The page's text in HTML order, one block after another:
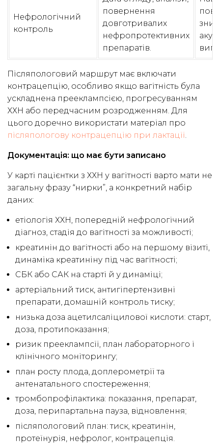
Нефрологічний
контроль
повернення
довготривалих
нефропротективних
препаратів.
Післяпологовий маршрут має включати
контрацепцію, особливо якщо вагітність була
ускладнена прееклампсією, прогресуванням
ХХН або передчасним розродженням. Для
цього доречно використати матеріал про
післяпологову контрацепцію при лактації.
Документація: що має бути записано
У карті пацієнтки з ХХН у вагітності варто мати не
загальну фразу “нирки”, а конкретний набір
даних:
етіологія ХХН, попередній нефрологічний
діагноз, стадія до вагітності за можливості;
креатинін до вагітності або на першому візиті,
динаміка креатиніну під час вагітності;
СБК або САК на старті й у динаміці;
артеріальний тиск, антигіпертензивні
препарати, домашній контроль тиску;
низька доза ацетилсаліцилової кислоти: старт,
доза, протипоказання;
ризик прееклампсії, план лабораторного і
клінічного моніторингу;
план росту плода, доплерометрії та
антенатального спостереження;
тромбопрофілактика: показання, препарат,
доза, перипартальна пауза, відновлення;
післяпологовий план: тиск, креатинін,
протеїнурія, нефролог, контрацепція.